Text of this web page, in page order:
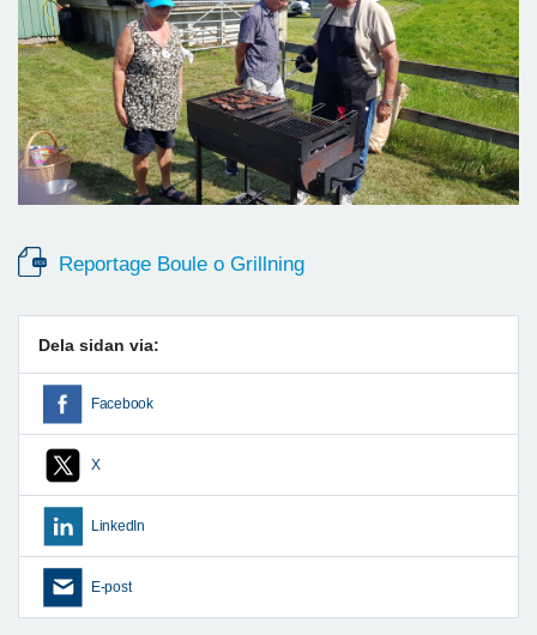
Reportage Boule o Grillning
Dela sidan via:
Facebook
X
LinkedIn
E-post